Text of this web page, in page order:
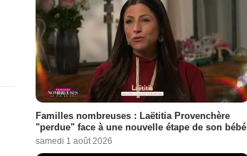
Familles nombreuses : Laëtitia Provenchère
"perdue" face à une nouvelle étape de son bébé
samedi 1 août 2026